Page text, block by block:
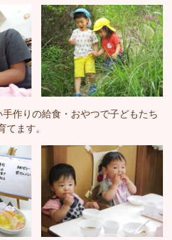
手作りの給食・おやつで子どもたち
ます。